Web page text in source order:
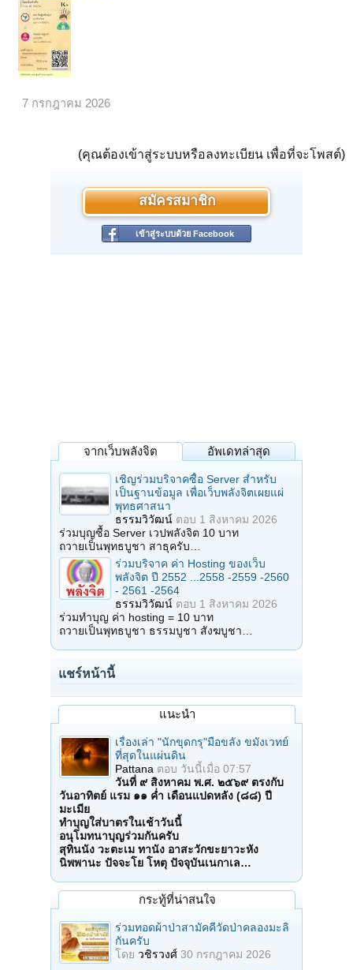
7 กรกฎาคม 2026
(คุณต้องเข้าสู่ระบบหรือลงทะเบียน เพื่อที่จะโพสต์)
สมัครสมาชิก
เข้าสู่ระบบด้วย Facebook
จากเว็บพลังจิต อัพเดทล่าสุด
เชิญร่วมบริจาคซื้อ Server สำหรับ
เป็นฐานข้อมูล เพื่อเว็บพลังจิตเผยแผ่
พุทธศาสนา
ธรรมวิวัฒน์ ตอบ 1 สิงหาคม 2026
ร่วมบุญซื้อ Server เวปพลังจิต 10 บาท
ถวายเป็นพุทธบูชา สาธุครับ…
ร่วมบริจาค ค่า Hosting ของเว็บ
พลังจิต ปี 2552 ...2558 -2559 -2560
- 2561 -2564
ธรรมวิวัฒน์ ตอบ 1 สิงหาคม 2026
ร่วมทำบุญ ค่า hosting = 10 บาท
ถวายเป็นพุทธบูชา ธรรมบูชา สังฆบูชา…
แชร์หน้านี้
แนะนำ
เรื่องเล่า "นักขุดกรุ"มือขลัง ขมังเวทย์
ที่สุดในแผ่นดิน
Pattana ตอบ วันนี้เมื่อ 07:57
วันที่ ๙ สิงหาคม พ.ศ. ๒๕๖๙ ตรงกับ
วันอาทิตย์ แรม ๑๑ ค่ำ เดือนแปดหลัง (๘๘) ปี
มะเมีย
ทำบุญใส่บาตรในเช้าวันนี้
อนุโมทนาบุญร่วมกันครับ
สุทินนัง วะตะเม ทานัง อาสะวักขะยาวะหัง
นิพพานะ ปัจจะโย โหตุ ปัจจุบันเนกาเล…
กระทู้ที่น่าสนใจ
ร่วมทอดผ้าป่าสามัคคีวัดป่าคลองมะลิ
กันครับ
โดย วชิรวงศ์ 30 กรกฎาคม 2026